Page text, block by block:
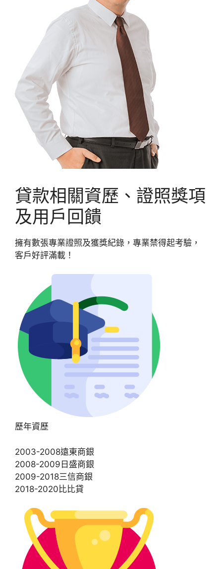
貸款相關資歷、證照獎項
及用戶回饋
擁有數張專業證照及獲獎紀錄，專業禁得起考驗，
客戶好評滿載！
歷年資歷
2003-2008遠東商銀
2008-2009日盛商銀
2009-2018三信商銀
2018-2020比比貸